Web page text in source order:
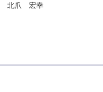
北爪 宏幸